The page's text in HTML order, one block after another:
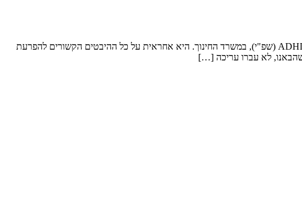
בתאריך 12.9.17 שוב התארחה אצלנו בדף הפייסבוק, הגברת דני ז'ורנו. דני ז'ורנו היא מנהלת אגף לקויות למידה והפרעת קשב ופעלתנות יתר ADHD (שפ"י), במשרד החינוך. היא אחראית על כל ההיבטים הקשורים להפרעת
לא עברו עריכה […]